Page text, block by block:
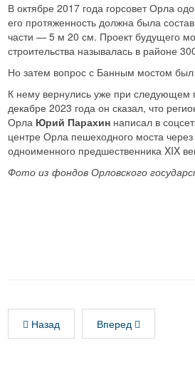
В октябре 2017 года горсовет Орла
его протяженность должна была
части — 5 м 20 см. Проект будущего
строительства называлась в районе
Но затем вопрос с Банным мостом был
К нему вернулись уже при следующем
декабре 2023 года он сказал, что
Орла Юрий Парахиннаписал в
центре Орла пешеходного моста
одноименного предшественника XIX
Фото из фондов Орловского
Назад Вперед